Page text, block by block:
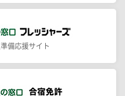
備応援サイト